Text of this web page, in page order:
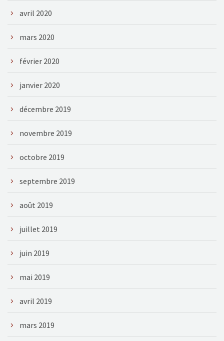
avril 2020
mars 2020
février 2020
janvier 2020
décembre 2019
novembre 2019
octobre 2019
septembre 2019
août 2019
juillet 2019
juin 2019
mai 2019
avril 2019
mars 2019